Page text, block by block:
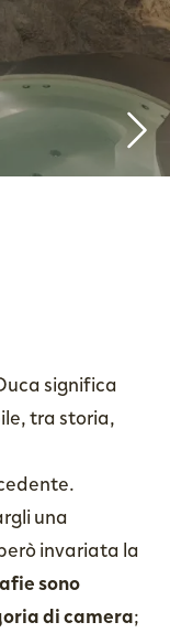
significa
tra storia,
una
invariata la
sono
di camera;